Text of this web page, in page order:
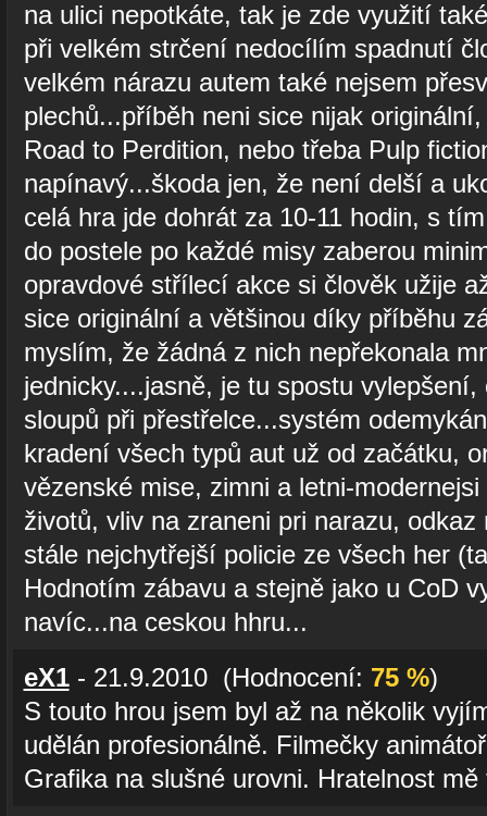
na ulici nepotkáte, tak je zde využití
při velkém strčení nedocílím spadnutí
velkém nárazu autem také nejsem
plechů...příběh neni sice nijak
Road to Perdition, nebo třeba Pulp
napínavý...škoda jen, že není delší a
celá hra jde dohrát za 10-11 hodin, s
do postele po každé misy zaberou
opravdové střílecí akce si člověk užije
sice originální a většinou díky příběhu
myslím, že žádná z nich nepřekonala
jednicky....jasně, je tu spostu
sloupů při přestřelce...systém
kradení všech typů aut už od začátku,
vězenské mise, zimni a letni-
životů, vliv na zraneni pri narazu, odkaz
stále nejchytřejší policie ze všech her
Hodnotím zábavu a stejně jako u CoD
navíc...na ceskou hhru...
eX1- 21.9.2010 (Hodnocení: 75 %)
S touto hrou jsem byl až na několik
udělán profesionálně. Filmečky
Grafika na slušné urovni. Hratelnost